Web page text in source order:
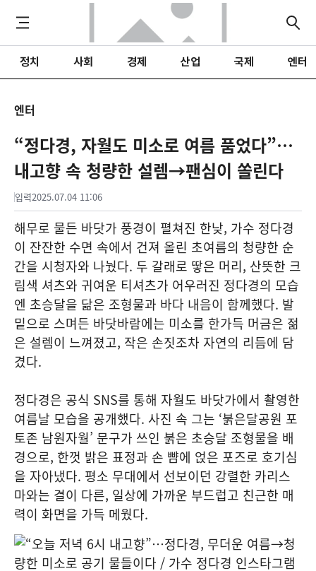
정치 사회 경제 산업 국제 엔터
엔터
“정다경, 자월도 미소로 여름 품었다”…
내고향 속 청량한 설렘→팬심이 쏠린다
입력2025.07.04 11:06
해무로 물든 바닷가 풍경이 펼쳐진 한낮, 가수 정다경
이 잔잔한 수면 속에서 건져 올린 초여름의 청량한 순
간을 시청자와 나눴다. 두 갈래로 땋은 머리, 산뜻한 크
림색 셔츠와 귀여운 티셔츠가 어우러진 정다경의 모습
엔 초승달을 닮은 조형물과 바다 내음이 함께했다. 발
밑으로 스며든 바닷바람에는 미소를 한가득 머금은 젊
은 설렘이 느껴졌고, 작은 손짓조차 자연의 리듬에 담
겼다.
정다경은 공식 SNS를 통해 자월도 바닷가에서 촬영한
여름날 모습을 공개했다. 사진 속 그는 ‘붉은달공원 포
토존 남원자월’ 문구가 쓰인 붉은 초승달 조형물을 배
경으로, 한껏 밝은 표정과 손 뺨에 얹은 포즈로 호기심
을 자아냈다. 평소 무대에서 선보이던 강렬한 카리스
마와는 결이 다른, 일상에 가까운 부드럽고 친근한 매
력이 화면을 가득 메웠다.